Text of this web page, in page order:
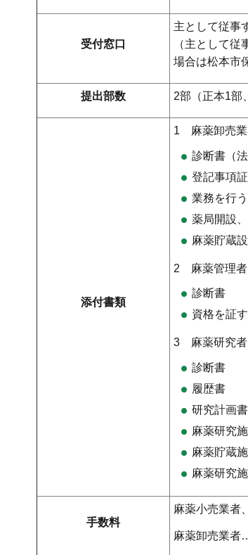
受付窓口
主として従事
（主として
場合は松本市
提出部数 2部（正本1部
添付書類
1 麻薬卸売業
診断書（
登記事項
業務を行
薬局開設
麻薬貯蔵
2 麻薬管理者
診断書
資格を証
3 麻薬研究者
診断書
履歴書
研究計画書
麻薬研究
麻薬貯蔵
麻薬研究
手数料
麻薬小売業者
麻薬卸売業者